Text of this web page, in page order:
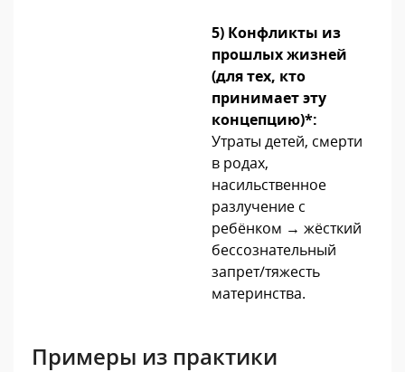
5) Конфликты из
прошлых жизней
(для тех, кто
принимает эту
концепцию)*:
Утраты детей, смерти
в родах,
насильственное
разлучение с
ребёнком → жёсткий
бессознательный
запрет/тяжесть
материнства.
Примеры из практики